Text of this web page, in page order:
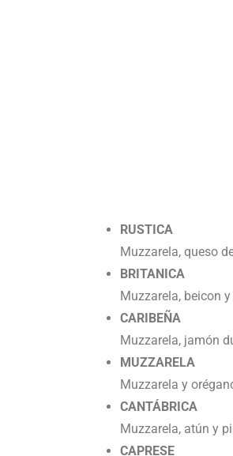
RUSTICA
Muzzarela, queso
BRITANICA
Muzzarela, beicon
CARIBEÑA
Muzzarela, jamón
MUZZARELA
Muzzarela y
CANTÁBRICA
Muzzarela, atún y
CAPRESE